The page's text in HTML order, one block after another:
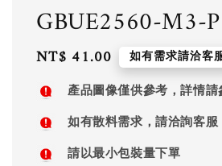
GBUE2560-M3-P
Regular
price
NT$ 41.00 如有需求請洽客
產品圖像僅供參考，詳情
如有散料需求，請洽詢客服
請以最小包裝量下單